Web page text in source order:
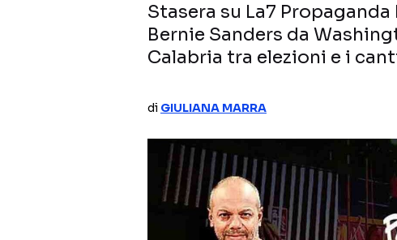
Stasera su La7
Bernie Sanders da
Calabria tra elezioni e i
di GIULIANA MARRA